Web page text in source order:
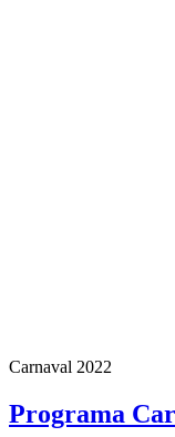
Carnaval 2022
Programa